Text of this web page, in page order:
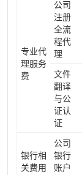
专业代
理服务
费
公司
注册
全流
程代
理
文件
翻译
与公
证认
证
银行相
关费用
公司
银行
账户